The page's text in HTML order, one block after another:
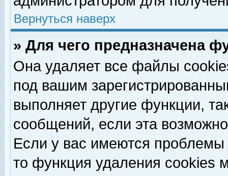
Вернуться наверх
» Для чего предназначена
Она удаляет все файлы
под вашим
выполняет другие функции,
сообщений, если эта
Если у вас имеются
то функция удаления cookies